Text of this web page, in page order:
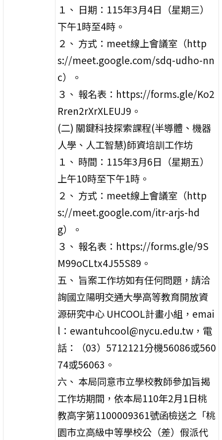
１、 日期：115年3月4日（星期三）
下午1時至4時。
２、 方式：meet線上會議室（http
s://meet.google.com/sdq-udho-nn
c）。
３、 報名表：https://forms.gle/Ko2
Rren2rXrXLEUJ9。
(二) 關鍵科技探索課程(半導體、機器
人學、人工智慧)師資培訓工作坊
１、 時間：115年3月6日（星期五）
上午10時至下午1時。
２、 方式：meet線上會議室（http
s://meet.google.com/itr-arjs-hd
g）。
３、 報名表：https://forms.gle/9S
M99oCLtx4J55S89。
五、 旨案工作坊如有任何問題，請洽
詢國立陽明交通大學高等教育開放資
源研究中心 UHCOOL計畫小組，emai
l：ewantuhcool@nycu.edu.tw，電
話：（03）5712121分機56086或560
74或56063。
六、 本局同意市立學校教師參加旨揭
工作坊期間，依本局110年2月1日桃
教高字第1100009361號函檢送之「桃
園市立高級中等學校公（差）假派代